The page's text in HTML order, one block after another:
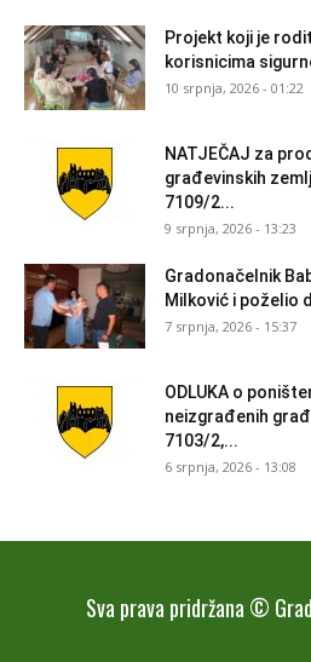
Projekt koji je
korisnicima
10 srpnja, 2026 - 01:22
NATJEČAJ za
građevinskih
7109/2...
9 srpnja, 2026 - 13:23
Gradonačelnik
Milković i poželio
7 srpnja, 2026 - 15:37
ODLUKA o
neizgrađenih
7103/2,...
6 srpnja, 2026 - 13:08
Sva prava pridržana ©